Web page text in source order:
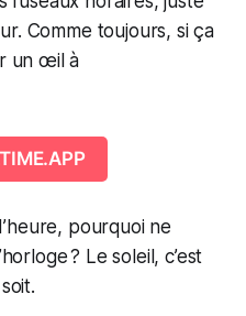
Comme toujours, si ça
un œil à
pourquoi ne
? Le soleil, c’est